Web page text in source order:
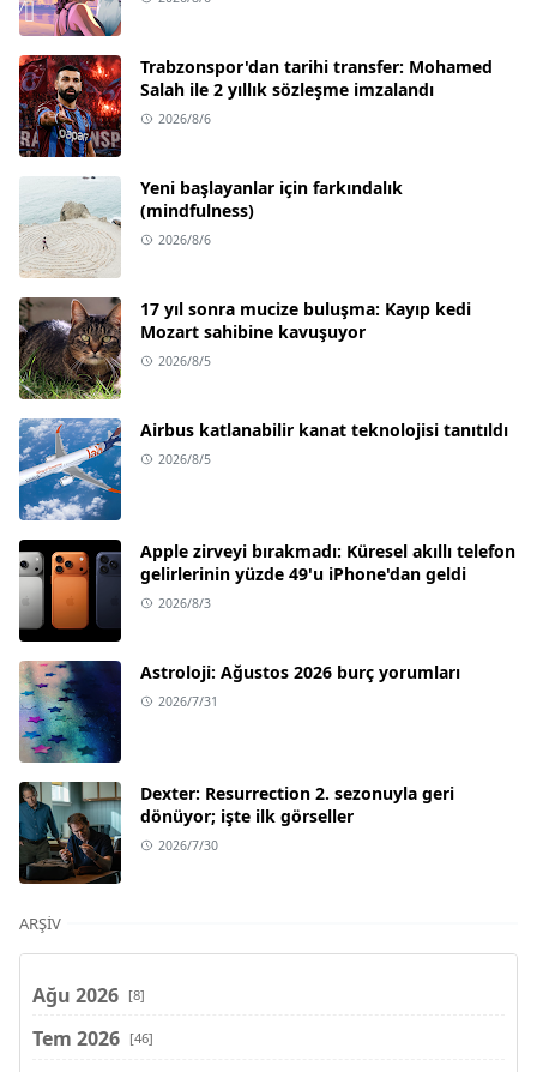
Trabzonspor'dan tarihi transfer: Mohamed
Salah ile 2 yıllık sözleşme imzalandı
2026/8/6
Yeni başlayanlar için farkındalık
(mindfulness)
2026/8/6
17 yıl sonra mucize buluşma: Kayıp kedi
Mozart sahibine kavuşuyor
2026/8/5
Airbus katlanabilir kanat teknolojisi tanıtıldı
2026/8/5
Apple zirveyi bırakmadı: Küresel akıllı telefon
gelirlerinin yüzde 49'u iPhone'dan geldi
2026/8/3
Astroloji: Ağustos 2026 burç yorumları
2026/7/31
Dexter: Resurrection 2. sezonuyla geri
dönüyor; işte ilk görseller
2026/7/30
ARŞIV
Ağu 2026 [8]
Tem 2026 [46]